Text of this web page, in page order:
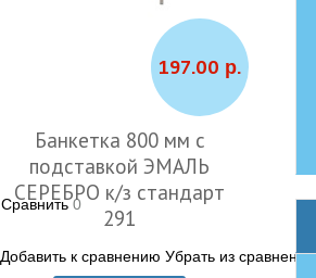
Сравнить 0
197.00 р.
Банкетка 800 мм с
подставкой ЭМАЛЬ
СЕРЕБРО к/з стандарт
291
Добавить к сравнению Убрать из сравнения